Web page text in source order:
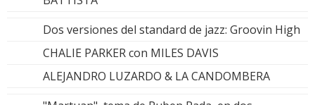
Dos versiones del standard de jazz: Groovin High
CHALIE PARKER con MILES DAVIS
ALEJANDRO LUZARDO & LA CANDOMBERA